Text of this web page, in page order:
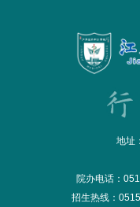
地址
院办电话：
招生热线：